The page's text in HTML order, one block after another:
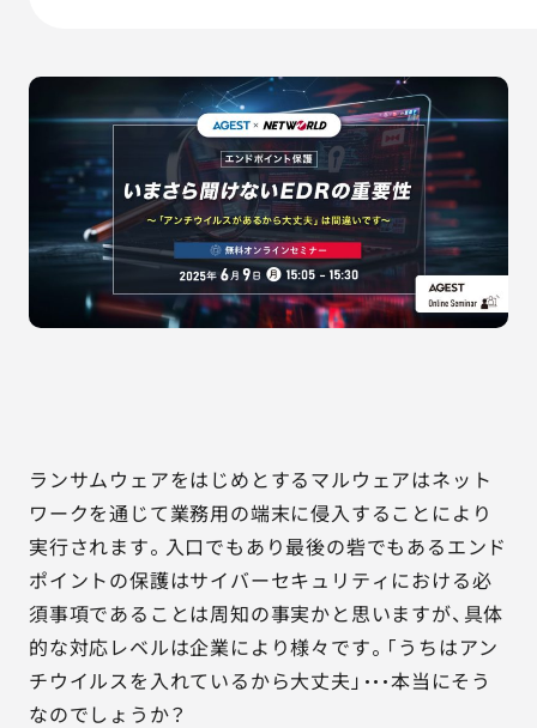
事例紹介
品質コラム
会社情報
（平日9:30〜18:00）
※その他のご連絡は03-5333-1246
ランサムウェアをはじめとするマルウェアはネット
ワークを通じて業務用の端末に侵入することにより
実行されます。入口でもあり最後の砦でもあるエンド
ポイントの保護はサイバーセキュリティにおける必
須事項であることは周知の事実かと思いますが、具体
的な対応レベルは企業により様々です。「うちはアン
チウイルスを入れているから大丈夫」・・・本当にそう
なのでしょうか？